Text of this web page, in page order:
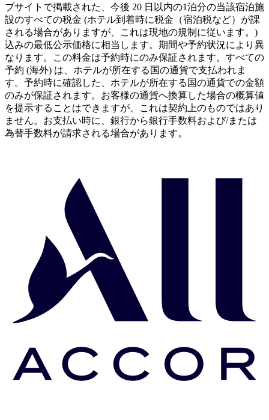
ブサイトで掲載された、今後 20 日以内の1泊分の当該宿泊施
設のすべての税金 (ホテル到着時に税金（宿泊税など）が課
される場合がありますが、これは現地の規制に従います。)
込みの最低公示価格に相当します。期間や予約状況により異
なります。この料金は予約時にのみ保証されます。すべての
予約 (海外) は、ホテルが所在する国の通貨で支払われま
す。予約時に確認した、ホテルが所在する国の通貨での金額
のみが保証されます。お客様の通貨へ換算した場合の概算値
を提示することはできますが、これは契約上のものではあり
ません。お支払い時に、銀行から銀行手数料および/または
為替手数料が請求される場合があります。